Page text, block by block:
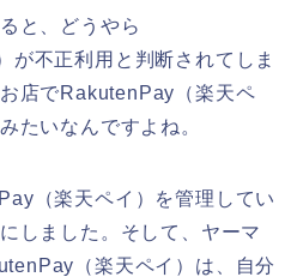
と、どうやら
が不正利用と判断されてしま
店でRakutenPay（楽天ペ
たいなんですよね。
（楽天ペイ）を管理してい
しました。そして、ヤーマ
（楽天ペイ）は、自分